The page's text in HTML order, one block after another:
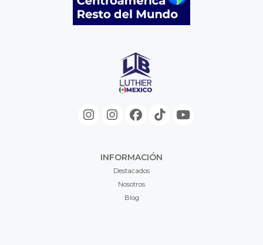
INFORMACIÓN
Destacados
Nosotros
Blog